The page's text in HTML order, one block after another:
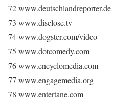
72 www.deutschlandreporter.de
73 www.disclose.tv
74 www.dogster.com/video
75 www.dotcomedy.com
76 www.encyclomedia.com
77 www.engagemedia.org
78 www.entertane.com